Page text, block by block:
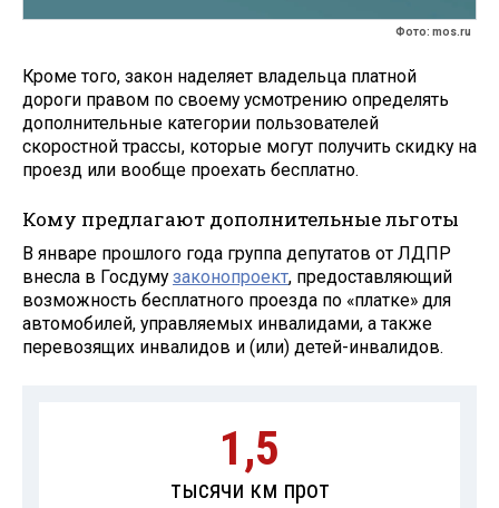
Фото: mos.ru
Кроме того, закон наделяет владельца платной
дороги правом по своему усмотрению определять
дополнительные категории пользователей
скоростной трассы, которые могут получить скидку на
проезд или вообще проехать бесплатно.
Кому предлагают дополнительные льготы
В январе прошлого года группа депутатов от ЛДПР
внесла в Госдумузаконопроект, предоставляющий
возможность бесплатного проезда по «платке» для
автомобилей, управляемых инвалидами, а также
перевозящих инвалидов и (или) детей-инвалидов.
1,5
тысячи км прот